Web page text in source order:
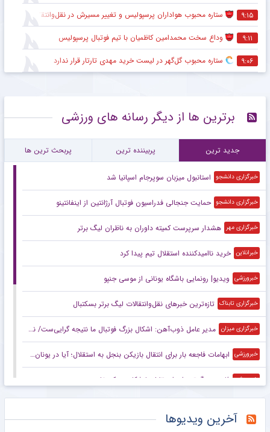
۹:۱۵ ستاره محبوب هواداران پرسپولیس و تغییر مسیرش در نقل‌وانتقالات
۹:۱۱ وداع سخت محمدامین کاظمیان با تیم فوتبال پرسپولیس
۹:۰۶ ستاره محبوب گل‌گهر در لیست خرید مهدی تارتار قرار ندارد
برترین ها از دیگر رسانه های ورزشی
جدید ترین پربیننده ترین پربحث ترین ها
خبرگزاری دانشجو استانبول میزبان سوپرجام اسپانیا شد
خبرگزاری دانشجو حمایت جنجالی فدراسیون فوتبال آرژانتین از اینفانتینو
خبرگزاری مهر هشدار سرپرست ‌کمیته داوران به ناظران لیگ برتر
خبرانلاین خرید ناامیدکننده استقلال تیم پیدا کرد
خبرورزشی ویدیو| رونمایی باشگاه یونانی از موسی جنپو
خبرگزاری تابناک تازه‌ترین خبرهای نقل‌وانتقالات لیگ برتر بسکتبال
خبرگزاری میزان مدیر عامل ذوب‌آهن: اشکال بزرگ فوتبال ما نتیجه گرایی‌ست/ نتیجه‌گرایی قدرت ریسک مدیران و مربیان را پایین می‌آورد
خبرورزشی ابهامات فاجعه بار برای انتقال بازیکن بنجل به استقلال؛ آیا در یونان هم به موسی جنپو یک میلیون دلار پیش پرداخت دادند؟!
خبرورزشی فاجعه بزرگ‌تر برای استقلال با شکایت یک خارجی
آخرین ویدیوها